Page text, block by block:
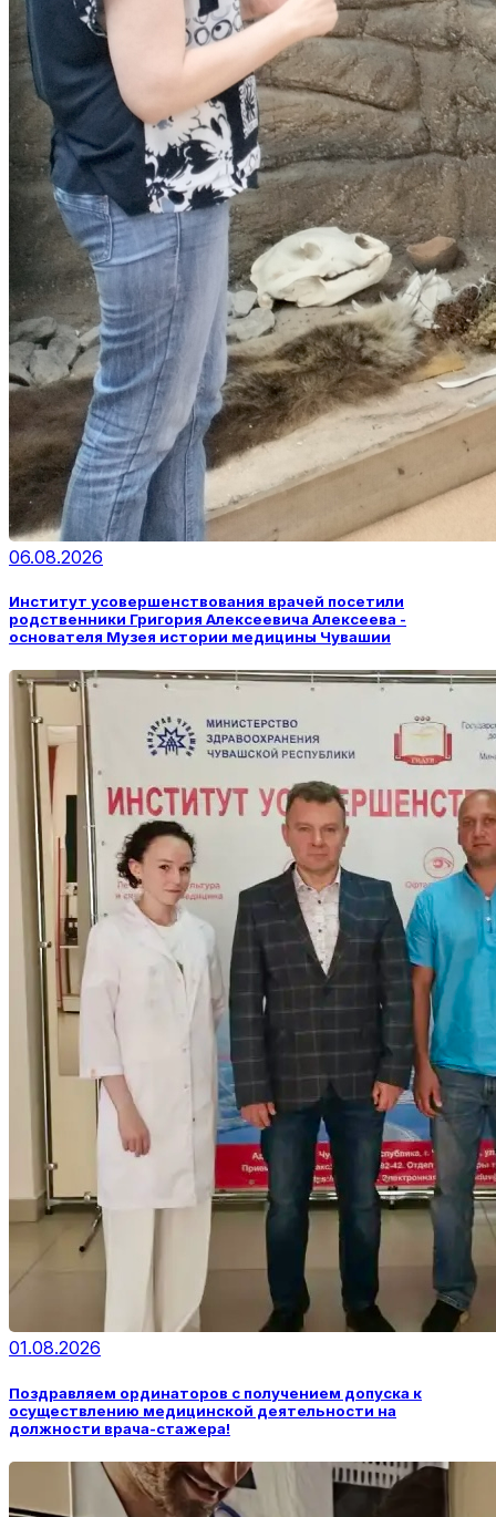
06.08.2026
Институт усовершенствования врачей посетили
родственники Григория Алексеевича Алексеева -
основателя Музея истории медицины Чувашии
01.08.2026
Поздравляем ординаторов с получением допуска к
осуществлению медицинской деятельности на
должности врача-стажера!